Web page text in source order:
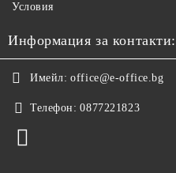
Условия
Информация за контакти:
Имейл: office@e-office.bg
Телефон: 0877221823